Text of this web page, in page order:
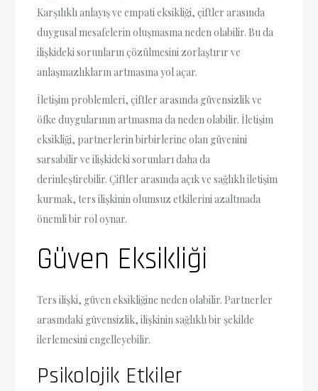
Karşılıklı anlayış ve empati eksikliği, çiftler arasında
duygusal mesafelerin oluşmasına neden olabilir. Bu da
ilişkideki sorunların çözülmesini zorlaştırır ve
anlaşmazlıkların artmasına yol açar.
İletişim problemleri, çiftler arasında güvensizlik ve
öfke duygularının artmasına da neden olabilir. İletişim
eksikliği, partnerlerin birbirlerine olan güvenini
sarsabilir ve ilişkideki sorunları daha da
derinleştirebilir. Çiftler arasında açık ve sağlıklı iletişim
kurmak, ters ilişkinin olumsuz etkilerini azaltmada
önemli bir rol oynar.
Güven Eksikliği
Ters ilişki, güven eksikliğine neden olabilir. Partnerler
arasındaki güvensizlik, ilişkinin sağlıklı bir şekilde
ilerlemesini engelleyebilir.
Psikolojik Etkiler